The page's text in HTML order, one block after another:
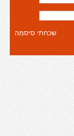
שכחתי סיסמה